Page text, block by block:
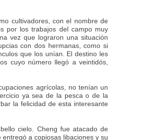
cultivadores, con el nombre de
por los trabajos del campo muy
vez que lograron una situación
con dos hermanas, como si
que los unían. El destino les
cuyo número llegó a veintidós,
agrícolas, no tenían un
ya sea de la pesca o de la
la felicidad de esta interesante
cielo. Cheng fue atacado de
a copiosas libaciones y su